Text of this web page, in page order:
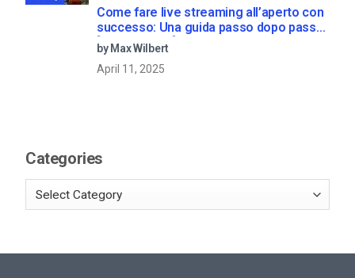
Come fare live streaming all’aperto con
successo: Una guida passo dopo passo
[2021 Update]
by Max Wilbert
April 11, 2025
Categories